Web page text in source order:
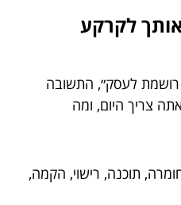
לקרקע
לעסק״, התשובה
צריך היום, ומה
תוכנה, רישוי, הקמה,